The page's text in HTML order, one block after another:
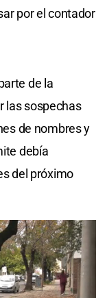
por el contador
de la
las sospechas
de nombres y
debía
del próximo